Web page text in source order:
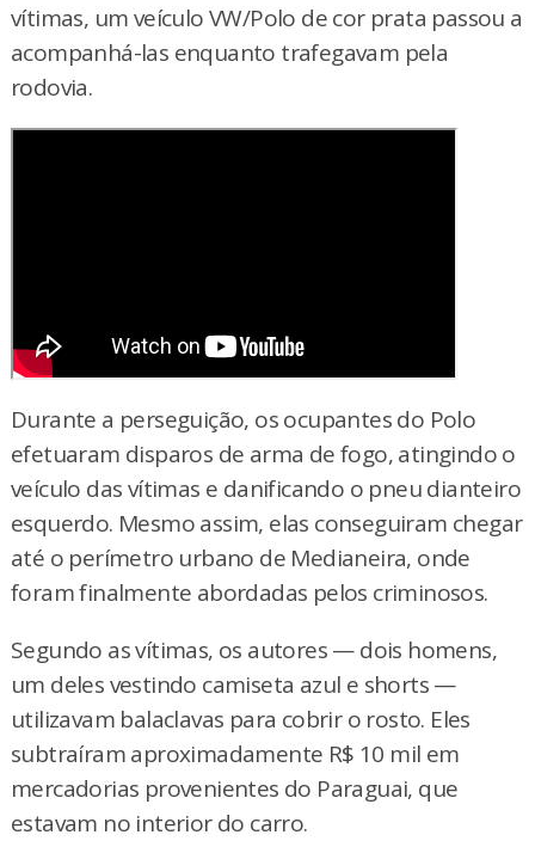
vítimas, um veículo VW/Polo de cor prata passou a
acompanhá-las enquanto trafegavam pela
rodovia.
Durante a perseguição, os ocupantes do Polo
efetuaram disparos de arma de fogo, atingindo o
veículo das vítimas e danificando o pneu dianteiro
esquerdo. Mesmo assim, elas conseguiram chegar
até o perímetro urbano de Medianeira, onde
foram finalmente abordadas pelos criminosos.
Segundo as vítimas, os autores — dois homens,
um deles vestindo camiseta azul e shorts —
utilizavam balaclavas para cobrir o rosto. Eles
subtraíram aproximadamente R$ 10 mil em
mercadorias provenientes do Paraguai, que
estavam no interior do carro.